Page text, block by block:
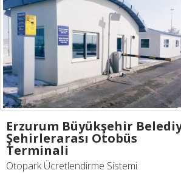
Erzurum Büyükşehir
Şehirlerarası Otobüs
Terminali
Otopark Ücretlendirme Sistemi